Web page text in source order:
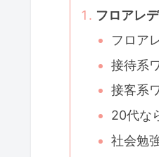
フロアレ
フロア
接待系
接客系
20代な
社会勉